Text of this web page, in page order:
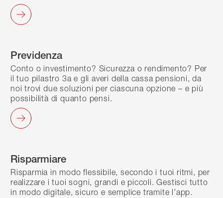
Previdenza
Conto o investimento? Sicurezza o rendimento? Per
il tuo pilastro 3a e gli averi della cassa pensioni, da
noi trovi due soluzioni per ciascuna opzione – e più
possibilità di quanto pensi.
Risparmiare
Risparmia in modo flessibile, secondo i tuoi ritmi, per
realizzare i tuoi sogni, grandi e piccoli. Gestisci tutto
in modo digitale, sicuro e semplice tramite l’app.